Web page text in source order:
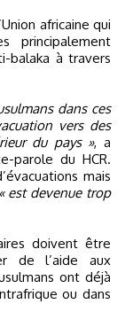
africaine qui
principalement
balaka à travers
dans ces
vers des
du pays », a
parole du HCR.
mais
« est devenue trop
doivent être
de l’aide aux
ont déjà
ou dans